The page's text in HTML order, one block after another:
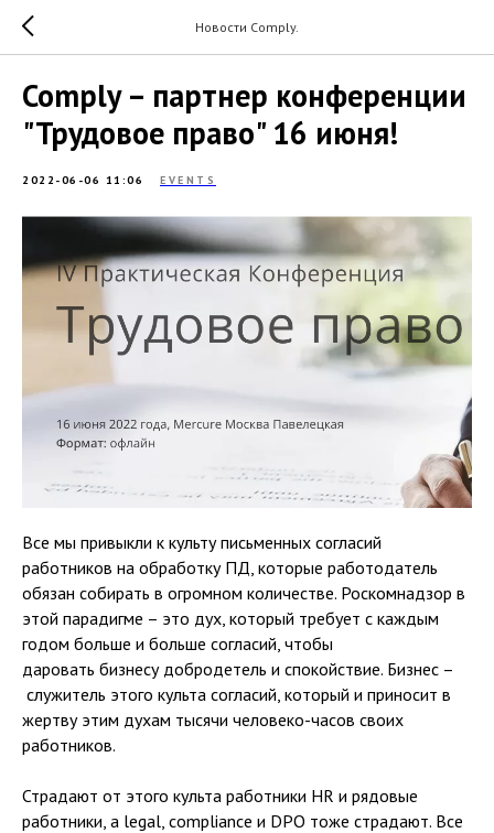
Новости Comply.
Comply – партнер конференции
"Трудовое право" 16 июня!
2022-06-06 11:06 EVENTS
Все мы привыкли к культу письменных согласий
работников на обработку ПД, которые работодатель
обязан собирать в огромном количестве. Роскомнадзор в
этой парадигме – это дух, который требует с каждым
годом больше и больше согласий, чтобы
даровать бизнесу добродетель и спокойствие. Бизнес –
служитель этого культа согласий, который и приносит в
жертву этим духам тысячи человеко-часов своих
работников.
Страдают от этого культа работники HR и рядовые
работники, а legal, compliance и DPO тоже страдают. Все